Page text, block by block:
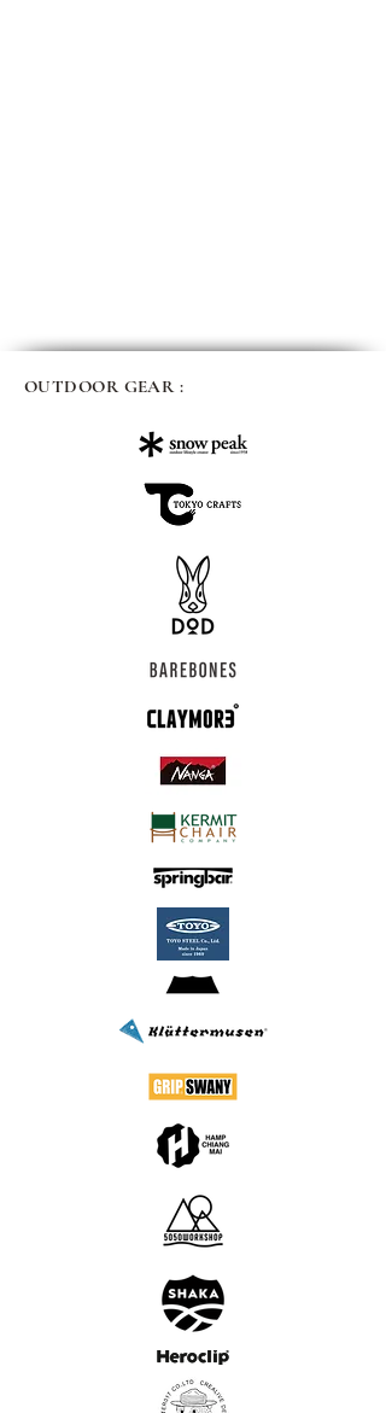
OUTDOOR GEAR :